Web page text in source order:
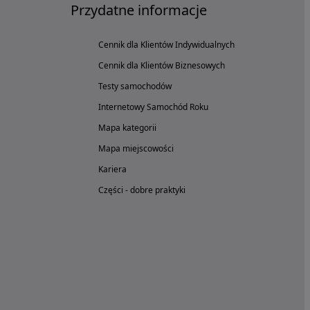
Przydatne informacje
Cennik dla Klientów Indywidualnych
Cennik dla Klientów Biznesowych
Testy samochodów
Internetowy Samochód Roku
Mapa kategorii
Mapa miejscowości
Kariera
Części - dobre praktyki